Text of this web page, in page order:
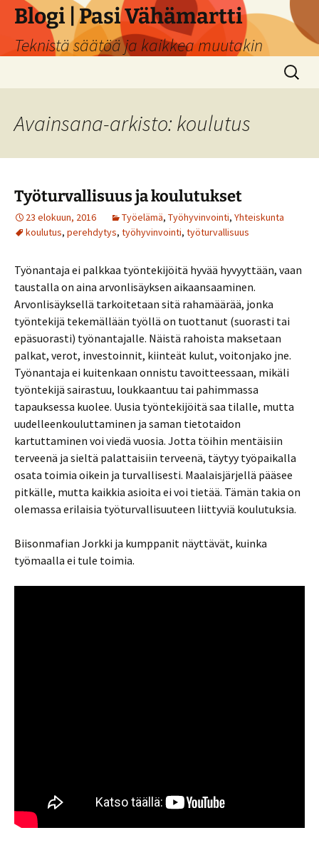
Siirry
sisältöön
Blogi | Pasi Vähämartti
Teknistä säätöä ja kaikkea muutakin
Haku:
Avainsana-arkisto: koulutus
Työturvallisuus ja koulutukset
23 elokuun, 2016 Työelämä, Työhyvinvointi, Yhteiskunta
koulutus, perehdytys, työhyvinvointi, työturvallisuus
Työnantaja ei palkkaa työntekijöitä hyvää hyvyyttään, vaan
taustalla on aina arvonlisäyksen aikaansaaminen.
Arvonlisäyksellä tarkoitetaan sitä rahamäärää, jonka
työntekijä tekemällään työllä on tuottanut (suorasti tai
epäsuorasti) työnantajalle. Näistä rahoista maksetaan
palkat, verot, investoinnit, kiinteät kulut, voitonjako jne.
Työnantaja ei kuitenkaan onnistu tavoitteessaan, mikäli
työntekijä sairastuu, loukkaantuu tai pahimmassa
tapauksessa kuolee. Uusia työntekijöitä saa tilalle, mutta
uudelleenkouluttaminen ja saman tietotaidon
kartuttaminen voi viedä vuosia. Jotta töihin mentäisiin
terveenä ja sieltä palattaisiin terveenä, täytyy työpaikalla
osata toimia oikein ja turvallisesti. Maalaisjärjellä pääsee
pitkälle, mutta kaikkia asioita ei voi tietää. Tämän takia on
olemassa erilaisia työturvallisuuteen liittyviä koulutuksia.
Biisonmafian Jorkki ja kumppanit näyttävät, kuinka
työmaalla ei tule toimia.